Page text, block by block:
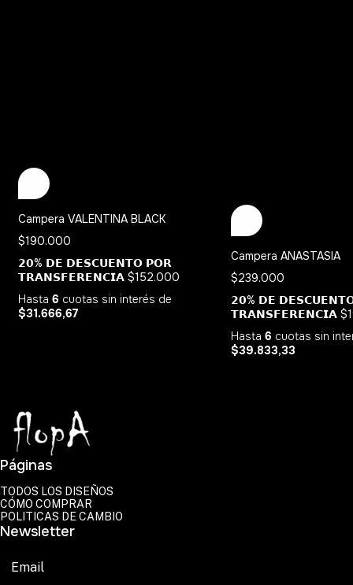
Campera VALENTINA BLACK
$190.000
𝟮𝟬% 𝗗𝗘 𝗗𝗘𝗦𝗖𝗨𝗘𝗡𝗧𝗢 𝗣𝗢𝗥
𝗧𝗥𝗔𝗡𝗦𝗙𝗘𝗥𝗘𝗡𝗖𝗜𝗔 $152.000
Hasta 6 cuotas sin interés de
$31.666,67
Campera ANASTASIA
$239.000
𝟮𝟬% 𝗗𝗘
𝗧𝗥𝗔𝗡𝗦𝗙𝗘𝗥𝗘𝗡𝗖𝗜𝗔
Hasta6 cuotas sin
$39.833,33
Páginas
TODOS LOS DISEÑOS
CÓMO COMPRAR
POLITICAS DE CAMBIO
Newsletter